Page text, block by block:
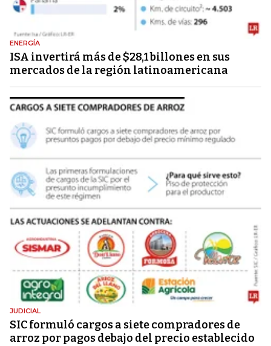
ENERGÍA
ISA invertirá más de $28,1 billones en sus
mercados de la región latinoamericana
JUDICIAL
SIC formuló cargos a siete compradores de
arroz por pagos debajo del precio establecido